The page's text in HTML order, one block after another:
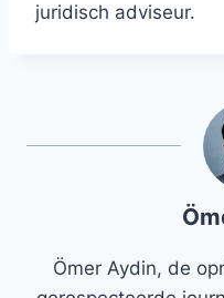
juridisch adviseur.
Ömer Aydin, de